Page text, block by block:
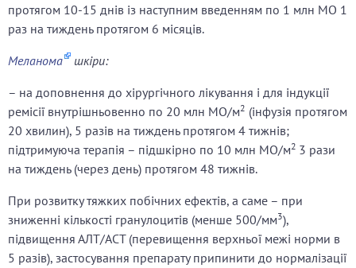
протягом 10-15 днів із наступним введенням по 1 млн МО 1
раз на тиждень протягом 6 місяців.
Меланома
шкіри:
– на доповнення до хірургічного лікування і для індукції
ремісії внутрішньовенно по 20 млн МО/м2 (інфузія протягом
20 хвилин), 5 разів на тиждень протягом 4 тижнів;
підтримуюча терапія – підшкірно по 10 млн МО/м2 3 рази
на тиждень (через день) протягом 48 тижнів.
При розвитку тяжких побічних ефектів, а саме – при
зниженні кількості гранулоцитів (менше 500/мм3),
підвищення АЛТ/АСТ (перевищення верхньої межі норми в
5 разів), застосування препарату припинити до нормалізації